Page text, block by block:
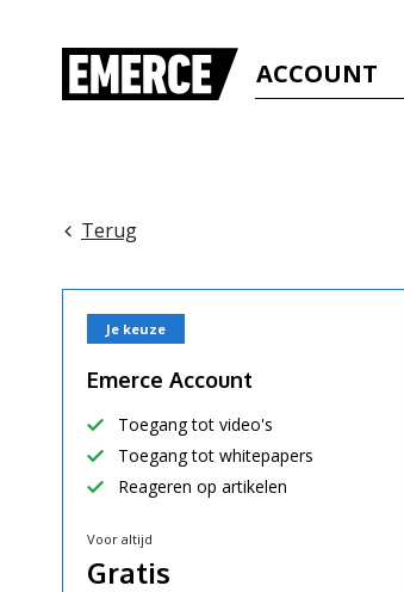
ACCOUNT
Terug
Je keuze
Emerce Account
Toegang tot video's
Toegang tot whitepapers
Reageren op artikelen
Voor altijd
Gratis